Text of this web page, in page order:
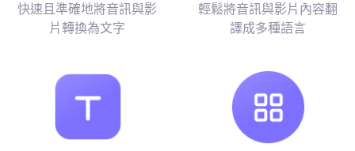
快速且準確地將音訊與影
片轉換為文字
輕鬆將音訊與影片內容翻
譯成多種語言